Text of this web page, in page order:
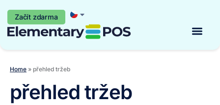
Začít zdarma
Home » přehled tržeb
přehled tržeb